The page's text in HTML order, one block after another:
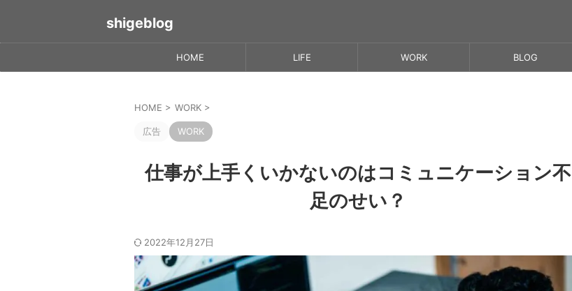
shigeblog
HOME LIFE WORK BLOG
HOME > WORK >
広告 WORK
仕事が上手くいかないのはコミュニケーション不
足のせい？
2022年12月27日